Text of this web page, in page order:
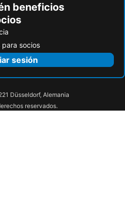
beneficios
socios
sesión
Düsseldorf, Alemania
reservados.